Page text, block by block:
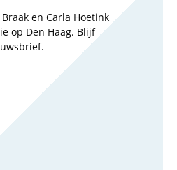
en Carla Hoetink
op Den Haag. Blijf